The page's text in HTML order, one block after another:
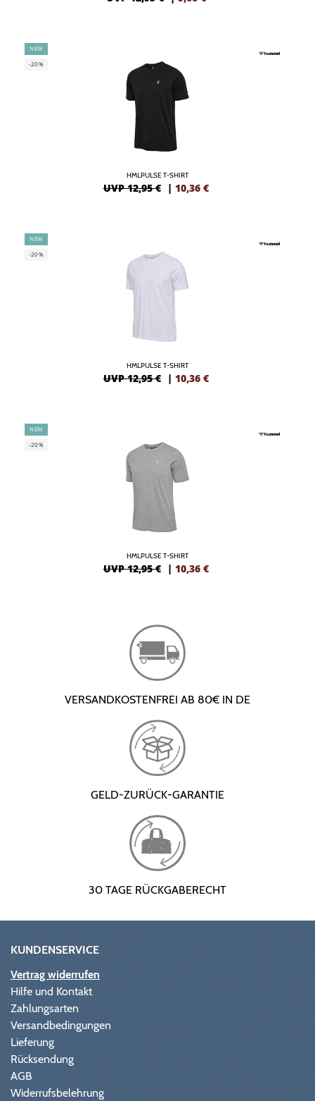
NEW
-20%
HMLPULSE T-SHIRT
UVP 12,95 € | 10,36 €
NEW
-20%
HMLPULSE T-SHIRT
UVP 12,95 € | 10,36 €
NEW
-20%
HMLPULSE T-SHIRT
UVP 12,95 € | 10,36 €
VERSANDKOSTENFREI AB 80€ IN DE
GELD-ZURÜCK-GARANTIE
30 TAGE RÜCKGABERECHT
KUNDENSERVICE
Vertrag widerrufen
Hilfe und Kontakt
Zahlungsarten
Versandbedingungen
Lieferung
Rücksendung
AGB
Widerrufsbelehrung